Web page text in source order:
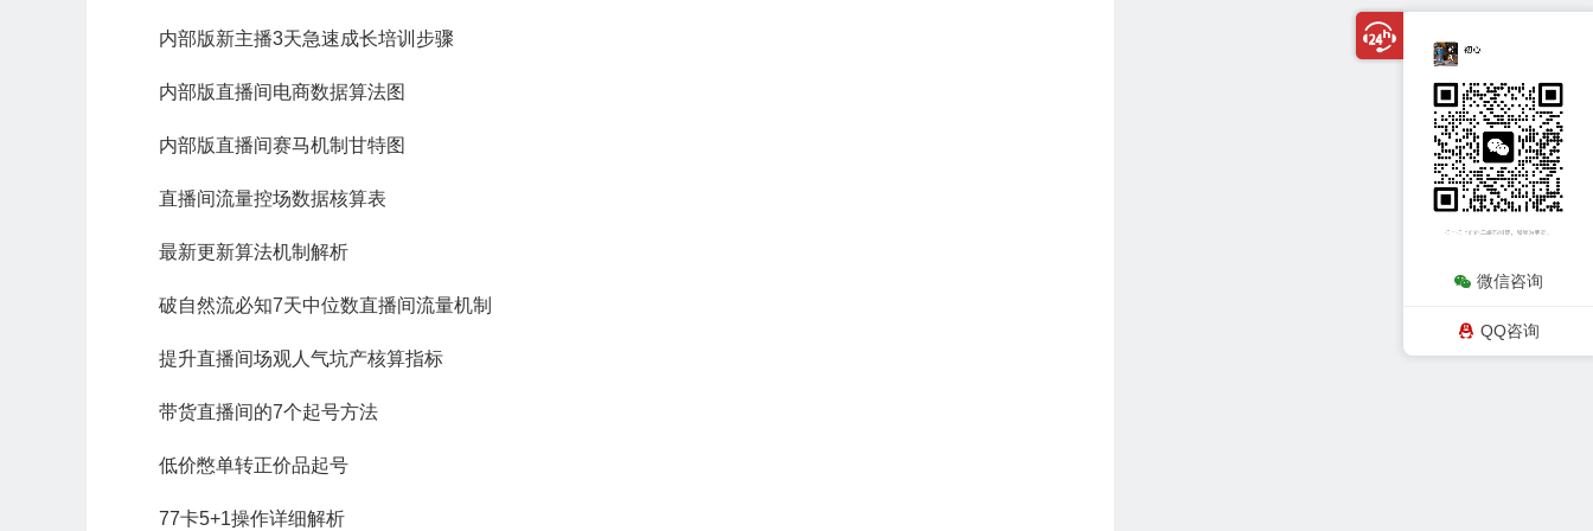
内部版新主播3天急速成长培训步骤
内部版直播间电商数据算法图
内部版直播间赛马机制甘特图
直播间流量控场数据核算表
最新更新算法机制解析
破自然流必知7天中位数直播间流量机制
提升直播间场观人气坑产核算指标
带货直播间的7个起号方法
低价憋单转正价品起号
77卡5+1操作详细解析
微信咨询
QQ咨询